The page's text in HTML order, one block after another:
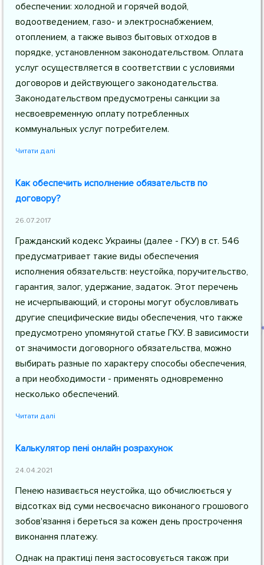
обеспечении: холодной и горячей водой,
водоотведением, газо- и электроснабжением,
отоплением, а также вывоз бытовых отходов в
порядке, установленном законодательством. Оплата
услуг осуществляется в соответствии с условиями
договоров и действующего законодательства.
Законодательством предусмотрены санкции за
несвоевременную оплату потребленных
коммунальных услуг потребителем.
Читати далі
Как обеспечить исполнение обязательств по
договору?
26.07.2017
Гражданский кодекс Украины (далее - ГКУ) в ст. 546
предусматривает такие виды обеспечения
исполнения обязательств: неустойка, поручительство,
гарантия, залог, удержание, задаток. Этот перечень
не исчерпывающий, и стороны могут обусловливать
другие специфические виды обеспечения, что также
предусмотрено упомянутой статье ГКУ. В зависимости
от значимости договорного обязательства, можно
выбирать разные по характеру способы обеспечения,
а при необходимости - применять одновременно
несколько обеспечений.
Читати далі
Калькулятор пені онлайн розрахунок
24.04.2021
Пенею називається неустойка, що обчислюється у
відсотках від суми несвоєчасно виконаного грошового
зобов'язання і береться за кожен день прострочення
виконання платежу.
Однак на практиці пеня застосовується також при